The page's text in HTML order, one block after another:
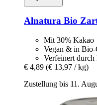
Alnatura Bio
Mit 30% Kakao
Vegan & in Bio-
Verfeinert
€ 4,89 (€ 13,97 / kg)
Zustellung bis 11.